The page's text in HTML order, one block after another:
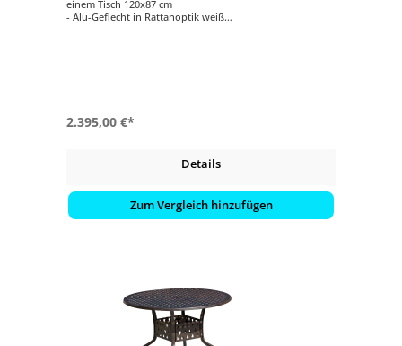
einem Tisch 120x87 cm
- Alu-Geflecht in Rattanoptik weiß
2.395,00 €*
Details
Zum Vergleich hinzufügen